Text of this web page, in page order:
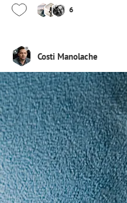
6
Costi Manolache